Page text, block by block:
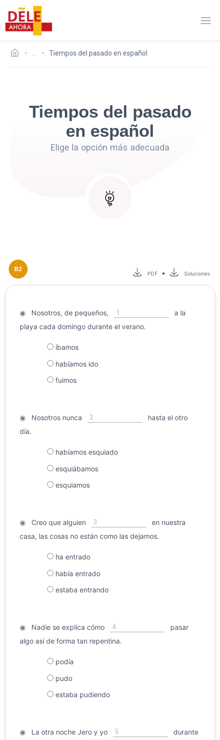
Tiempos del pasado en español
Tiempos del pasado
en español
Elige la opción más adecuada
B2
PDF • Soluciones
◉Nosotros, de pequeños, 1
a la
playa cada domingo durante el verano.
íbamos
habíamos ido
fuimos
◉Nosotros nunca 2
hasta el otro
día.
habíamos esquiado
esquiábamos
esquiamos
◉Creo que alguien 3
en nuestra
casa, las cosas no están como las dejamos.
ha entrado
había entrado
estaba entrando
◉Nadie se explica cómo 4
pasar
algo así de forma tan repentina.
podía
pudo
estaba pudiendo
◉La otra noche Jero y yo 5
durante